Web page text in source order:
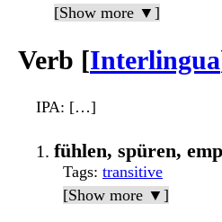
[Show more ▼]
Verb [Interlingua
IPA: […]
fühlen, spüren,
Tags: transitive
[Show more ▼]